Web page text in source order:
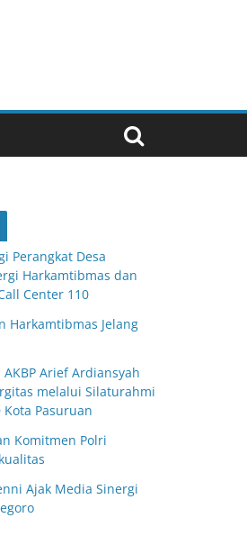
Perangkat Desa
Harkamtibmas dan
Center 110
Harkamtibmas Jelang
Arief Ardiansyah
melalui Silaturahmi
Kota Pasuruan
Komitmen Polri
Ajak Media Sinergi